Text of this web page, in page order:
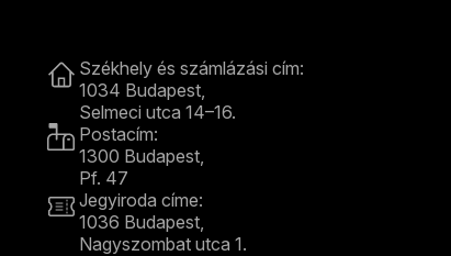
Székhely és számlázási cím:
1034 Budapest,
Selmeci utca 14–16.
Postacím:
1300 Budapest,
Pf. 47
Jegyiroda címe:
1036 Budapest,
Nagyszombat utca 1.